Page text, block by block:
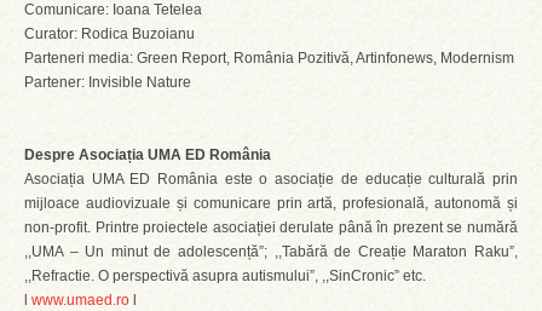
Comunicare: Ioana Tetelea
Curator: Rodica Buzoianu
Parteneri media: Green Report, România Pozitivă, Artinfonews, Modernism
Partener: Invisible Nature
Despre Asociația UMA ED România
Asociația UMA ED România este o asociație de educație culturală prin
mijloace audiovizuale și comunicare prin artă, profesională, autonomă și
non-profit. Printre proiectele asociației derulate până în prezent se numără
,,UMA – Un minut de adolescență”; ,,Tabără de Creație Maraton Raku”,
,,Refractie. O perspectivă asupra autismului”, ,,SinCronic” etc.
www.umaed.ro